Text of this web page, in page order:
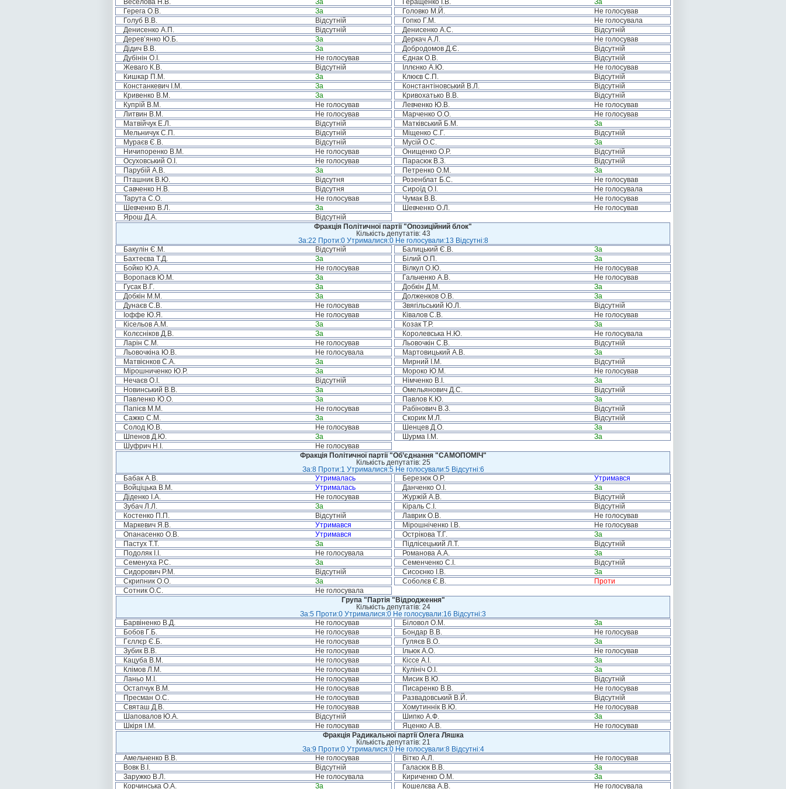
Веселова Н.В.
За Геращенко І.В.
За
Герега О.В.
За Головко М.Й.
Не голосував
Голуб В.В.
Відсутній Гопко Г.М.
Не голосувала
Денисенко А.П.
Відсутній Денисенко А.С.
Відсутній
Дерев’янко Ю.Б.
За Деркач А.Л.
Не голосував
Дідич В.В.
За Добродомов Д.Є.
Відсутній
Дубінін О.І.
Не голосував Єднак О.В.
Відсутній
Жеваго К.В.
Відсутній Іллєнко А.Ю.
Не голосував
Кишкар П.М.
За Клюєв С.П.
Відсутній
Констанкевич І.М.
За Константіновський В.Л.
Відсутній
Кривенко В.М.
За Кривохатько В.В.
Відсутній
Купрій В.М.
Не голосував Левченко Ю.В.
Не голосував
Литвин В.М.
Не голосував Марченко О.О.
Не голосував
Матвійчук Е.Л.
Відсутній Матківський Б.М.
За
Мельничук С.П.
Відсутній Міщенко С.Г.
Відсутній
Мураєв Є.В.
Відсутній Мусій О.С.
За
Ничипоренко В.М.
Не голосував Онищенко О.Р.
Відсутній
Осуховський О.І.
Не голосував Парасюк В.З.
Відсутній
Парубій А.В.
За Петренко О.М.
За
Пташник В.Ю.
Відсутня Розенблат Б.С.
Не голосував
Савченко Н.В.
Відсутня Сироїд О.І.
Не голосувала
Тарута С.О.
Не голосував Чумак В.В.
Не голосував
Шевченко В.Л.
За Шевченко О.Л.
Не голосував
Ярош Д.А.
Відсутній
Фракція Політичної партії "Опозиційний блок"
Кількість депутатів: 43
За:22 Проти:0 Утрималися:0 Не голосували:13 Відсутні:8
Бакулін Є.М.
Відсутній Балицький Є.В.
За
Бахтеєва Т.Д.
За Білий О.П.
За
Бойко Ю.А.
Не голосував Вілкул О.Ю.
Не голосував
Воропаєв Ю.М.
За Гальченко А.В.
Не голосував
Гусак В.Г.
За Добкін Д.М.
За
Добкін М.М.
За Долженков О.В.
За
Дунаєв С.В.
Не голосував Звягільський Ю.Л.
Відсутній
Іоффе Ю.Я.
Не голосував Ківалов С.В.
Не голосував
Кісельов А.М.
За Козак Т.Р.
За
Колєсніков Д.В.
За Королевська Н.Ю.
Не голосувала
Ларін С.М.
Не голосував Льовочкін С.В.
Відсутній
Льовочкіна Ю.В.
Не голосувала Мартовицький А.В.
За
Матвієнков С.А.
За Мирний І.М.
Відсутній
Мірошниченко Ю.Р.
За Мороко Ю.М.
Не голосував
Нечаєв О.І.
Відсутній Німченко В.І.
За
Новинський В.В.
За Омельянович Д.С.
Відсутній
Павленко Ю.О.
За Павлов К.Ю.
За
Папієв М.М.
Не голосував Рабінович В.З.
Відсутній
Сажко С.М.
За Скорик М.Л.
Відсутній
Солод Ю.В.
Не голосував Шенцев Д.О.
За
Шпенов Д.Ю.
За Шурма І.М.
За
Шуфрич Н.І.
Не голосував
Фракція Політичної партії "Об’єднання "САМОПОМІЧ"
Кількість депутатів: 25
За:8 Проти:1 Утрималися:5 Не голосували:5 Відсутні:6
Бабак А.В.
Утрималась Березюк О.Р.
Утримався
Войціцька В.М.
Утрималась Данченко О.І.
За
Діденко І.А.
Не голосував Журжій А.В.
Відсутній
Зубач Л.Л.
За Кіраль С.І.
Відсутній
Костенко П.П.
Відсутній Лаврик О.В.
Не голосував
Маркевич Я.В.
Утримався Мірошніченко І.В.
Не голосував
Опанасенко О.В.
Утримався Острікова Т.Г.
За
Пастух Т.Т.
За Підлісецький Л.Т.
Відсутній
Подоляк І.І.
Не голосувала Романова А.А.
За
Семенуха Р.С.
За Семенченко С.І.
Відсутній
Сидорович Р.М.
Відсутній Сисоєнко І.В.
За
Скрипник О.О.
За Соболєв Є.В.
Проти
Сотник О.С.
Не голосувала
Група "Партія "Відродження"
Кількість депутатів: 24
За:5 Проти:0 Утрималися:0 Не голосували:16 Відсутні:3
Барвіненко В.Д.
Не голосував Біловол О.М.
За
Бобов Г.Б.
Не голосував Бондар В.В.
Не голосував
Гєллєр Є.Б.
Не голосував Гуляєв В.О.
За
Зубик В.В.
Не голосував Ільюк А.О.
Не голосував
Кацуба В.М.
Не голосував Кіссе А.І.
За
Клімов Л.М.
Не голосував Кулініч О.І.
За
Ланьо М.І.
Не голосував Мисик В.Ю.
Відсутній
Остапчук В.М.
Не голосував Писаренко В.В.
Не голосував
Пресман О.С.
Не голосував Развадовський В.Й.
Відсутній
Святаш Д.В.
Не голосував Хомутиннік В.Ю.
Не голосував
Шаповалов Ю.А.
Відсутній Шипко А.Ф.
За
Шкіря І.М.
Не голосував Яценко А.В.
Не голосував
Фракція Радикальної партії Олега Ляшка
Кількість депутатів: 21
За:9 Проти:0 Утрималися:0 Не голосували:8 Відсутні:4
Амельченко В.В.
Не голосував Вітко А.Л.
Не голосував
Вовк В.І.
Відсутній Галасюк В.В.
За
Заружко В.Л.
Не голосувала Кириченко О.М.
За
Корчинська О.А.
За Кошелєва А.В. Не голосувала